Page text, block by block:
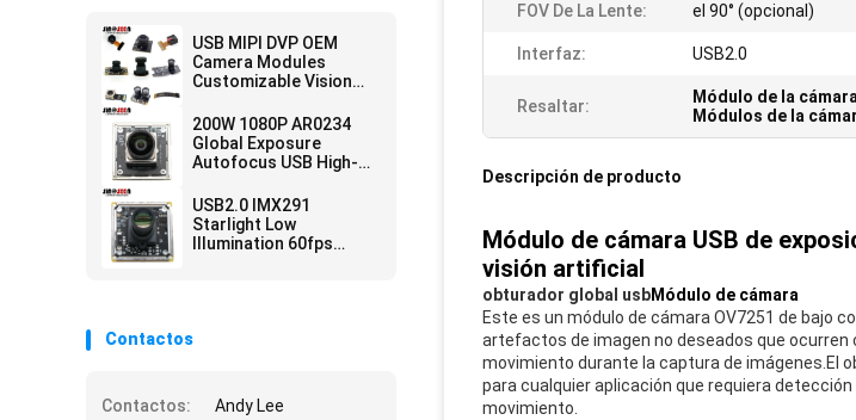
USB MIPI DVP OEM
Camera Modules
Customizable Vision
200W 1080P AR0234
Global Exposure
Autofocus USB High-
Camera Module
USB2.0 IMX291
Starlight Low
Illumination 60fps
Contactos
Contactos:
Andy Lee
FOV De La Lente: el 90° (opcional)
Interfaz: USB2.0
Resaltar: Módulo de la
Módulos de la
Descripción de producto
Módulo de cámara USB de
visión artificial
obturador global usbMódulo de cámara
Este es un módulo de cámara OV7251 de bajo
artefactos de imagen no deseados que ocurren
movimiento durante la captura de imágenes.El
para cualquier aplicación que requiera
movimiento.